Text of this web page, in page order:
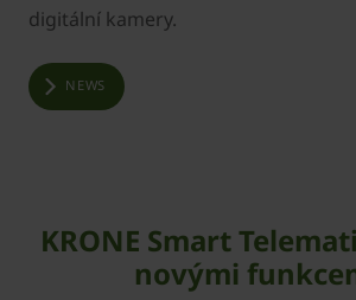
digitální kamery.
NEWS
KRONE Smart
novými